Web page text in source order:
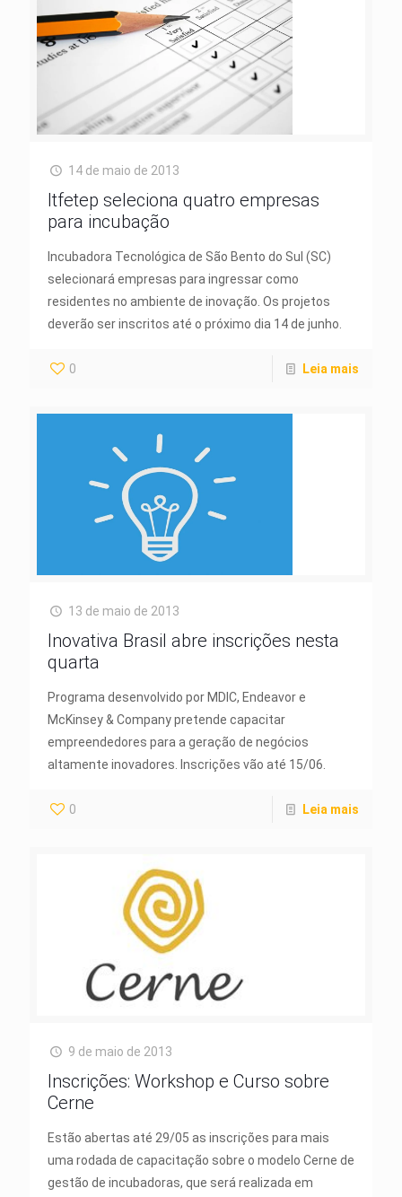
14 de maio de 2013
Itfetep seleciona quatro empresas
para incubação
Incubadora Tecnológica de São Bento do Sul (SC)
selecionará empresas para ingressar como
residentes no ambiente de inovação. Os projetos
deverão ser inscritos até o próximo dia 14 de junho.
0 Leia mais
13 de maio de 2013
Inovativa Brasil abre inscrições nesta
quarta
Programa desenvolvido por MDIC, Endeavor e
McKinsey & Company pretende capacitar
empreendedores para a geração de negócios
altamente inovadores. Inscrições vão até 15/06.
0 Leia mais
9 de maio de 2013
Inscrições: Workshop e Curso sobre
Cerne
Estão abertas até 29/05 as inscrições para mais
uma rodada de capacitação sobre o modelo Cerne de
gestão de incubadoras, que será realizada em